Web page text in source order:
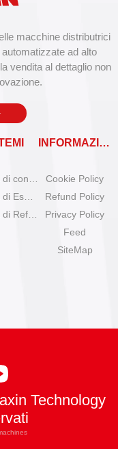
macchine distributrici
ad alto
vendita al dettaglio non
INFORMAZIONI
Cookie Policy
Refund Policy
Privacy Policy
Feed
SiteMap
Technology